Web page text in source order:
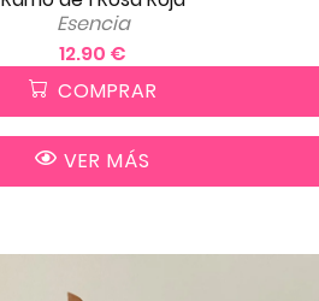
Esencia
12.90 €
COMPRAR
VER MÁS